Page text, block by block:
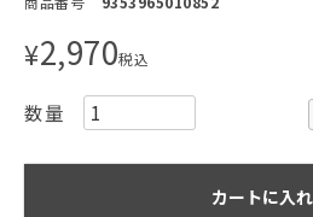
¥2,970税込
カートに入